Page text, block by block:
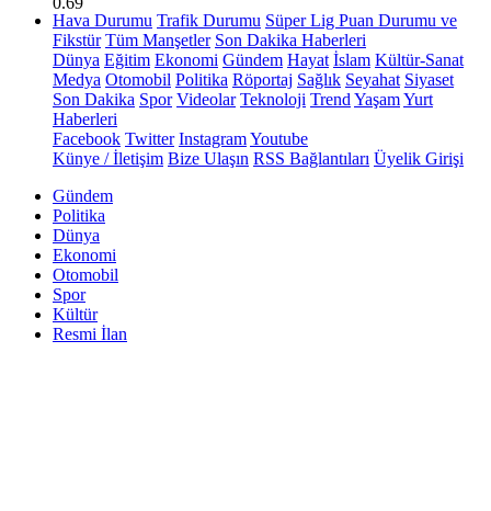
Hava Durumu Trafik Durumu Süper Lig Puan Durumu ve
Fikstür Tüm Manşetler Son Dakika Haberleri
Dünya Eğitim Ekonomi Gündem Hayat İslam Kültür-Sanat
Medya Otomobil Politika Röportaj Sağlık Seyahat Siyaset
Son Dakika Spor Videolar Teknoloji Trend YaşamYurt
Haberleri
Facebook Twitter InstagramYoutube
Künye / İletişim Bize Ulaşın RSS Bağlantıları Üyelik Girişi
Gündem
Politika
Dünya
Ekonomi
Otomobil
Spor
Kültür
Resmi İlan